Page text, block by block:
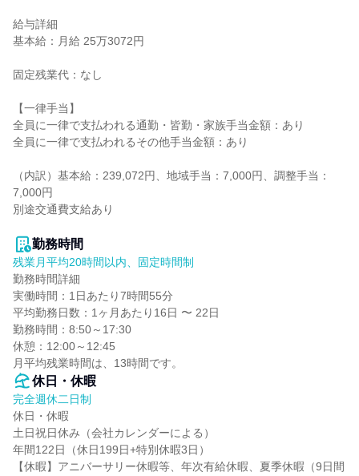
給与詳細
基本給：月給 25万3072円
固定残業代：なし
【一律手当】
全員に一律で支払われる通勤・皆勤・家族手当金額：あり
全員に一律で支払われるその他手当金額：あり
（内訳）基本給：239,072円、地域手当：7,000円、調整手当：
7,000円
別途交通費支給あり
勤務時間
残業月平均20時間以内、固定時間制
勤務時間詳細
実働時間：1日あたり7時間55分
平均勤務日数：1ヶ月あたり16日 〜 22日
勤務時間：8:50～17:30
休憩：12:00～12:45
月平均残業時間は、13時間です。
休日・休暇
完全週休二日制
休日・休暇
土日祝日休み（会社カレンダーによる）
年間122日（休日199日+特別休暇3日）
【休暇】アニバーサリー休暇等、年次有給休暇、夏季休暇（9日間